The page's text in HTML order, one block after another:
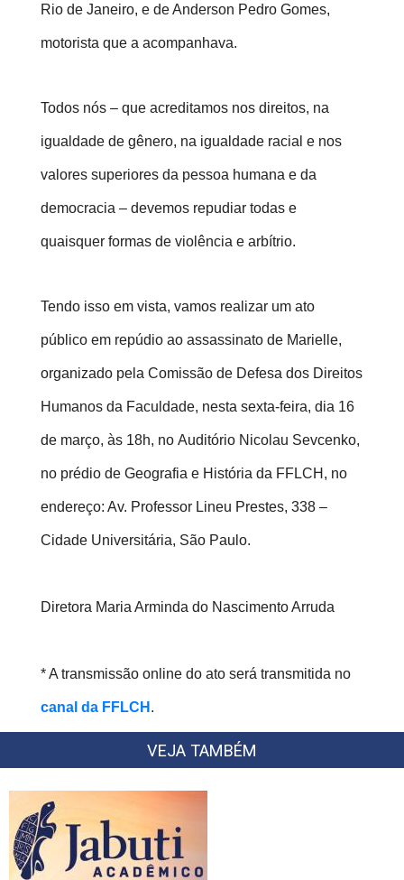
Rio de Janeiro, e de Anderson Pedro Gomes,
motorista que a acompanhava.
Todos nós – que acreditamos nos direitos, na
igualdade de gênero, na igualdade racial e nos
valores superiores da pessoa humana e da
democracia – devemos repudiar todas e
quaisquer formas de violência e arbítrio.
Tendo isso em vista, vamos realizar um ato
público em repúdio ao assassinato de Marielle,
organizado pela Comissão de Defesa dos Direitos
Humanos da Faculdade, nesta sexta-feira, dia 16
de março, às 18h, no Auditório Nicolau Sevcenko,
no prédio de Geografia e História da FFLCH, no
endereço: Av. Professor Lineu Prestes, 338 –
Cidade Universitária, São Paulo.
Diretora Maria Arminda do Nascimento Arruda
* A transmissão online do ato será transmitida no
canal da FFLCH .
VEJA TAMBÉM